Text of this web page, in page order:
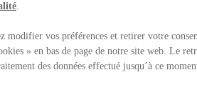
.
modifier vos préférences et retirer votre
» en bas de page de notre site web. Le
des données effectué jusqu’à ce